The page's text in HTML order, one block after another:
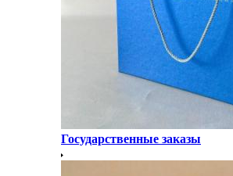
Государственные заказы